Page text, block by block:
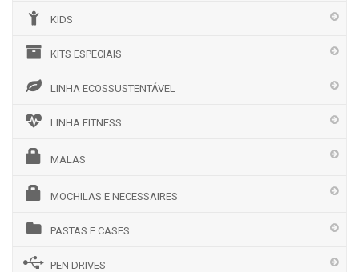
KIDS
KITS ESPECIAIS
LINHA ECOSSUSTENTÁVEL
LINHA FITNESS
MALAS
MOCHILAS E NECESSAIRES
PASTAS E CASES
PEN DRIVES